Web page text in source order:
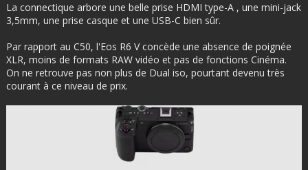
La connectique arbore une belle prise HDMI type-A , une mini-jack
3,5mm, une prise casque et une USB-C bien sûr.
Par rapport au C50, l'Eos R6 V concède une absence de poignée
XLR, moins de formats RAW vidéo et pas de fonctions Cinéma.
On ne retrouve pas non plus de Dual iso, pourtant devenu très
courant à ce niveau de prix.